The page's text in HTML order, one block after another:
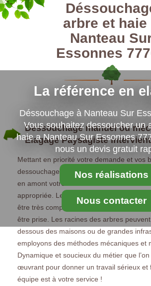
La référence en
Déssouchage à Nanteau Sur
Vous souhaitez dessoucher un
haie a Nanteau Sur Essonnes
nous un devis gratuit
Nos réalisations
Nous contacter
arbre et haie
Nanteau
Essonnes
Dessouchage manuel ou
Elagage Paysagiste
Mettant en priorité votre demande et vos
dessouchage, l’entreprise MS Elagage
en amont votre besoin afin de vous offrir
appropriée. Le dessouchage est une
être très complexe, ainsi des précautions
être prise. Les racines des arbres
dessous des maisons ou de grandes
employons des méthodes mécaniques et
Dynamique et soucieux du métier que
œuvrant pour donner un travail sérieux et
équipe est à votre service !